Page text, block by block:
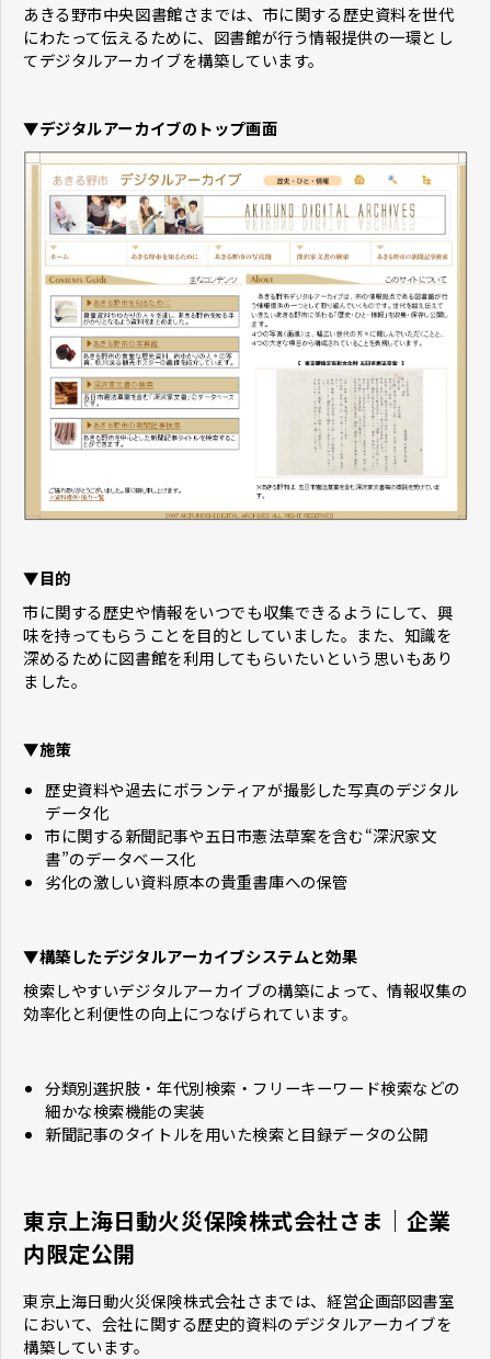
あきる野市中央図書館さまでは、市に関する歴史資料を世代
にわたって伝えるために、図書館が行う情報提供の一環とし
てデジタルアーカイブを構築しています。
▼デジタルアーカイブのトップ画面
▼目的
市に関する歴史や情報をいつでも収集できるようにして、興
味を持ってもらうことを目的としていました。また、知識を
深めるために図書館を利用してもらいたいという思いもあり
ました。
▼施策
歴史資料や過去にボランティアが撮影した写真のデジタル
データ化
市に関する新聞記事や五日市憲法草案を含む“深沢家文
書”のデータベース化
劣化の激しい資料原本の貴重書庫への保管
▼構築したデジタルアーカイブシステムと効果
検索しやすいデジタルアーカイブの構築によって、情報収集の
効率化と利便性の向上につなげられています。
分類別選択肢・年代別検索・フリーキーワード検索などの
細かな検索機能の実装
新聞記事のタイトルを用いた検索と目録データの公開
東京上海日動火災保険株式会社さま｜企業
内限定公開
東京上海日動火災保険株式会社さまでは、経営企画部図書室
において、会社に関する歴史的資料のデジタルアーカイブを
構築しています。